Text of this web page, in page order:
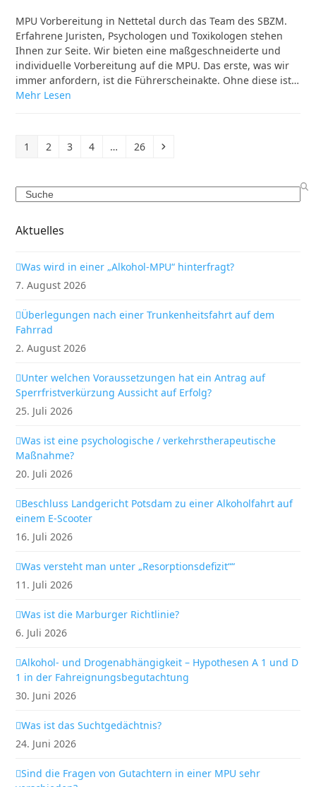
MPU Vorbereitung in Nettetal durch das Team des SBZM.
Erfahrene Juristen, Psychologen und Toxikologen stehen
Ihnen zur Seite. Wir bieten eine maßgeschneiderte und
individuelle Vorbereitung auf die MPU. Das erste, was wir
immer anfordern, ist die Führerscheinakte. Ohne diese ist…
Mehr Lesen
Seite
1 Seite
2 Seite
3 Seite
4 … Seite
26 Vorwärts
Search
Aktuelles
Was wird in einer „Alkohol-MPU“ hinterfragt?
7. August 2026
Überlegungen nach einer Trunkenheitsfahrt auf dem
Fahrrad
2. August 2026
Unter welchen Voraussetzungen hat ein Antrag auf
Sperrfristverkürzung Aussicht auf Erfolg?
25. Juli 2026
Was ist eine psychologische / verkehrstherapeutische
Maßnahme?
20. Juli 2026
Beschluss Landgericht Potsdam zu einer Alkoholfahrt auf
einem E-Scooter
16. Juli 2026
Was versteht man unter „Resorptionsdefizit““
11. Juli 2026
Was ist die Marburger Richtlinie?
6. Juli 2026
Alkohol- und Drogenabhängigkeit – Hypothesen A 1 und D
1 in der Fahreignungsbegutachtung
30. Juni 2026
Was ist das Suchtgedächtnis?
24. Juni 2026
Sind die Fragen von Gutachtern in einer MPU sehr